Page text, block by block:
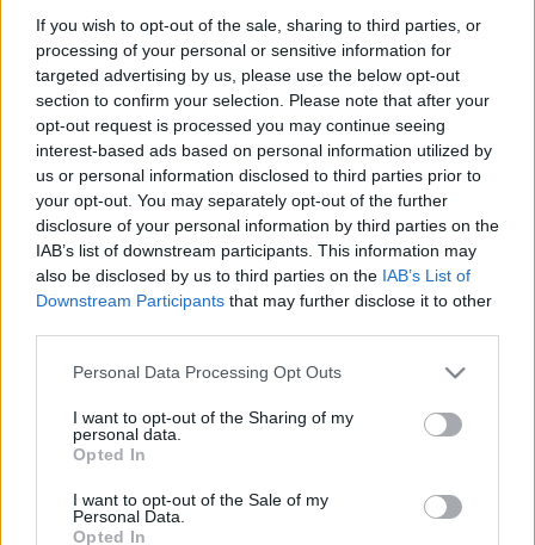
If you wish to opt-out of the sale, sharing to third parties, or
processing of your personal or sensitive information for
targeted advertising by us, please use the below opt-out
section to confirm your selection. Please note that after your
opt-out request is processed you may continue seeing
interest-based ads based on personal information utilized by
us or personal information disclosed to third parties prior to
your opt-out. You may separately opt-out of the further
disclosure of your personal information by third parties on the
IAB’s list of downstream participants. This information may
also be disclosed by us to third parties on the IAB’s List of
Downstream Participants that may further disclose it to other
Please note that this website/app uses one or more Google
not limited to your visit or usage behaviour. You may click to
grant or deny consent to Google and its third-party tags to
use your data for below specified purposes in below Google
consent section.
Personal Data Processing Opt Outs
I want to opt-out of the Sharing of my
personal data.
Opted In
I want to opt-out of the Sale of my
Personal Data.
Opted In
Kurt és Courtney 1993-as duófellépése a
Against Rapejótékonysági koncerten: